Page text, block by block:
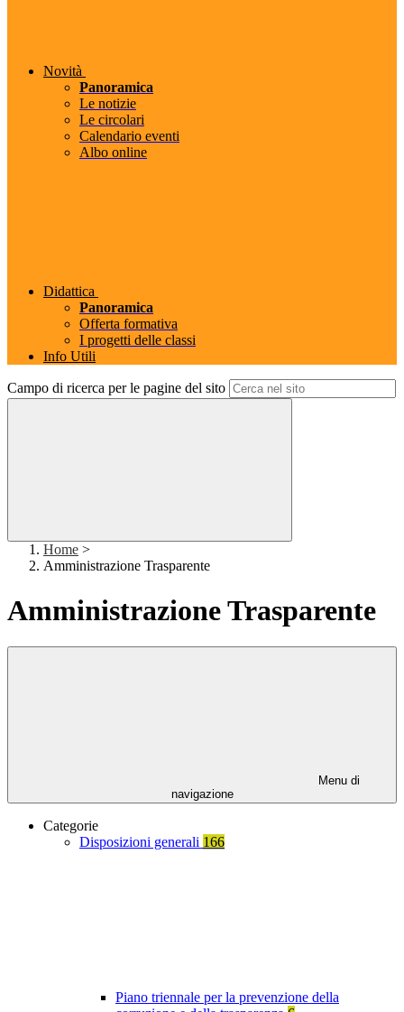
Novità
Panoramica
Le notizie
Le circolari
Calendario eventi
Albo online
Didattica
Panoramica
Offerta formativa
I progetti delle classi
Info Utili
Campo di ricerca per le pagine del sito
Home >
Amministrazione Trasparente
Amministrazione Trasparente
Menu di
navigazione
Categorie
Disposizioni generali 166
Piano triennale per la prevenzione della